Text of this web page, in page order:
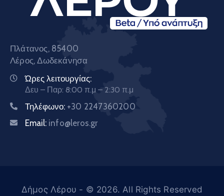
Πλάτανος, 85400
Λέρος, Δωδεκάνησα
Ώρες λειτουργίας:
Δευ – Παρ: 8:00 π.μ – 2:30 π.μ
Τηλέφωνο: +30 2247360200
Email: info@leros.gr
Δήμος Λέρου - © 2026. All Rights Reserved